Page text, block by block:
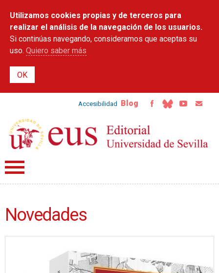
contenido
principal
Utilizamos cookies propias y de terceros para
realizar el análisis de la navegación de los usuarios.
Si continúas navegando, consideramos que aceptas su
uso. Quiero saber más
Accesibilidad Blog
Novedades